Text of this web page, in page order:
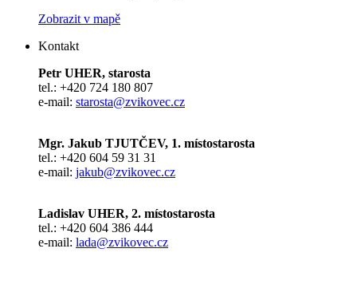
Zobrazit v mapě
Kontakt
Petr UHER, starosta
tel.: +420 724 180 807
e-mail: starosta@zvikovec.cz
Mgr. Jakub TJUTČEV, 1. místostarosta
tel.: +420 604 59 31 31
e-mail: jakub@zvikovec.cz
Ladislav UHER, 2. místostarosta
tel.: +420 604 386 444
e-mail: lada@zvikovec.cz